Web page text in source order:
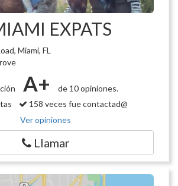
EXPATS
Miami, FL
A+
de 10 opiniones.
158 veces fue contactad@
Ver opiniones
Llamar